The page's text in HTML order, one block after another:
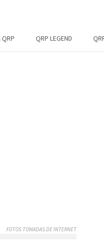
QRP QRP LEGEND
FOTOS TOMADAS DE INTERNET